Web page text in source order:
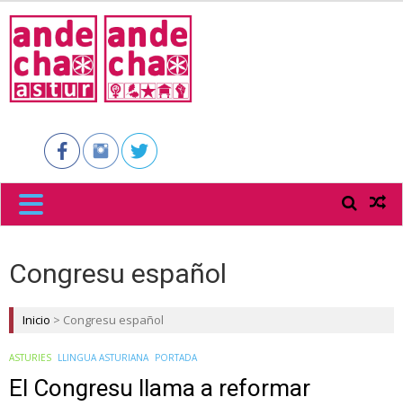
ASTUR
Congresu español
Inicio > Congresu español
ASTURIES LLINGUA ASTURIANA PORTADA
El Congresu llama a reformar